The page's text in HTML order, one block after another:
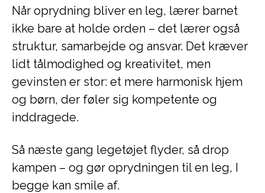
Når oprydning bliver en leg, lærer barnet
ikke bare at holde orden – det lærer også
struktur, samarbejde og ansvar. Det kræver
lidt tålmodighed og kreativitet, men
gevinsten er stor: et mere harmonisk hjem
og børn, der føler sig kompetente og
inddragede.
Så næste gang legetøjet flyder, så drop
kampen – og gør oprydningen til en leg, I
begge kan smile af.